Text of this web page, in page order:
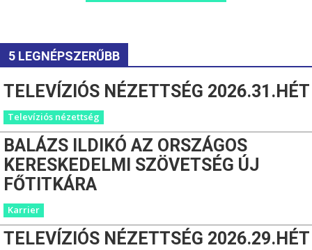
5 LEGNÉPSZERŰBB
TELEVÍZIÓS NÉZETTSÉG 2026.31.HÉT
Televíziós nézettség
BALÁZS ILDIKÓ AZ ORSZÁGOS
KERESKEDELMI SZÖVETSÉG ÚJ
FŐTITKÁRA
Karrier
TELEVÍZIÓS NÉZETTSÉG 2026.29.HÉT